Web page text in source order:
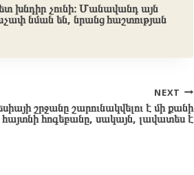
խնդիր չունի։ Մանավանդ այն
նման են, նրանց հաշտության
NEXT
շրջանը շարունակվելու է մի քանի
հոգեբանը, սակայն, լավատես է